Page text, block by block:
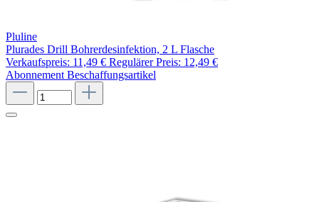
Pluline
Plurades Drill Bohrerdesinfektion, 2 L Flasche
Verkaufspreis: 11,49 € Regulärer Preis: 12,49 €
Abonnement Beschaffungsartikel